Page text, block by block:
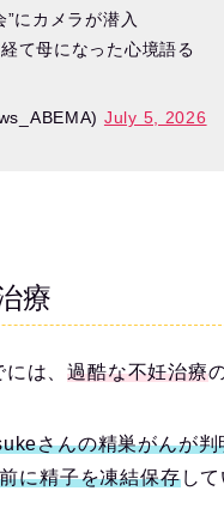
にカメラが潜入
て母になった心境語る
July 5, 2026
療
には、過酷な不妊治療
さんの精巣がんが判
に精子を凍結保存して